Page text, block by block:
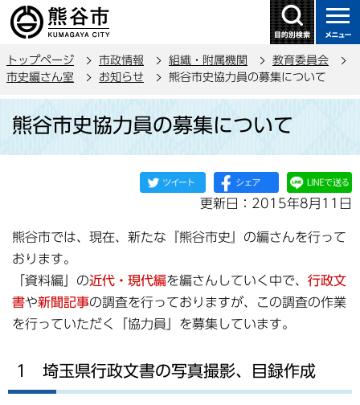
の
ー
トップページ 市政情報 組織・附属機関
教育委員会
市史編さん室
お知らせ 熊谷市史協力員の募集について
熊谷市史協力員の募集について
更新日：2015年8月11日
熊谷市では、現在、新たな『熊谷市史』の編さんを行って
おります。
「資料編」の近代・現代編を編さんしていく中で、 行政文
書や新聞記事の調査を行っておりますが、この調査の作業
を行っていただく「協力員」を募集しています。
1 埼玉県行政文書の写真撮影、目録作成